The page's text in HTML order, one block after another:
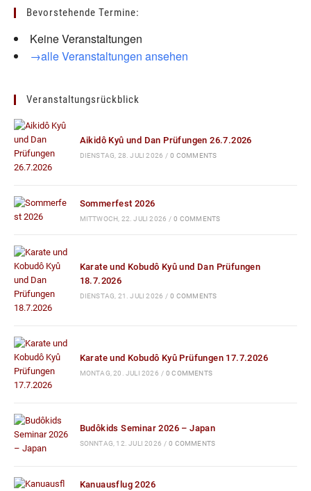
Bevorstehende Termine:
Keine Veranstaltungen
→alle Veranstaltungen ansehen
Veranstaltungsrückblick
Aikidô Kyû und Dan Prüfungen 26.7.2026
DIENSTAG, 28. JULI 2026 / 0 COMMENTS
Sommerfest 2026
MITTWOCH, 22. JULI 2026 / 0 COMMENTS
Karate und Kobudô Kyû und Dan Prüfungen
18.7.2026
DIENSTAG, 21. JULI 2026 / 0 COMMENTS
Karate und Kobudô Kyû Prüfungen 17.7.2026
MONTAG, 20. JULI 2026 / 0 COMMENTS
Budôkids Seminar 2026 – Japan
SONNTAG, 12. JULI 2026 / 0 COMMENTS
Kanuausflug 2026